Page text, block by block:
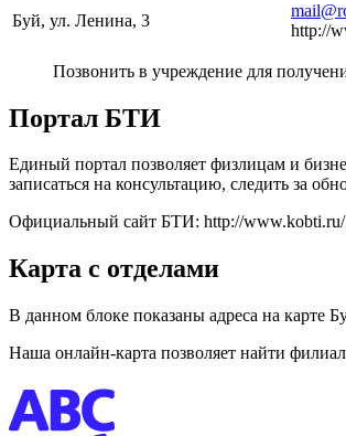
Буй, ул. Ленина, 3
http://
Позвонить в учреждение для
Портал БТИ
Единый портал позволяет физлицам и
записаться на консультацию, следить за
Официальный сайт БТИ: http://
Карта с отделами
В данном блоке показаны адреса на карте
Наша онлайн-карта позволяет найти